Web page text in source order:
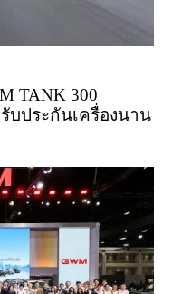
TANK 300
บประกันเครื่องนาน